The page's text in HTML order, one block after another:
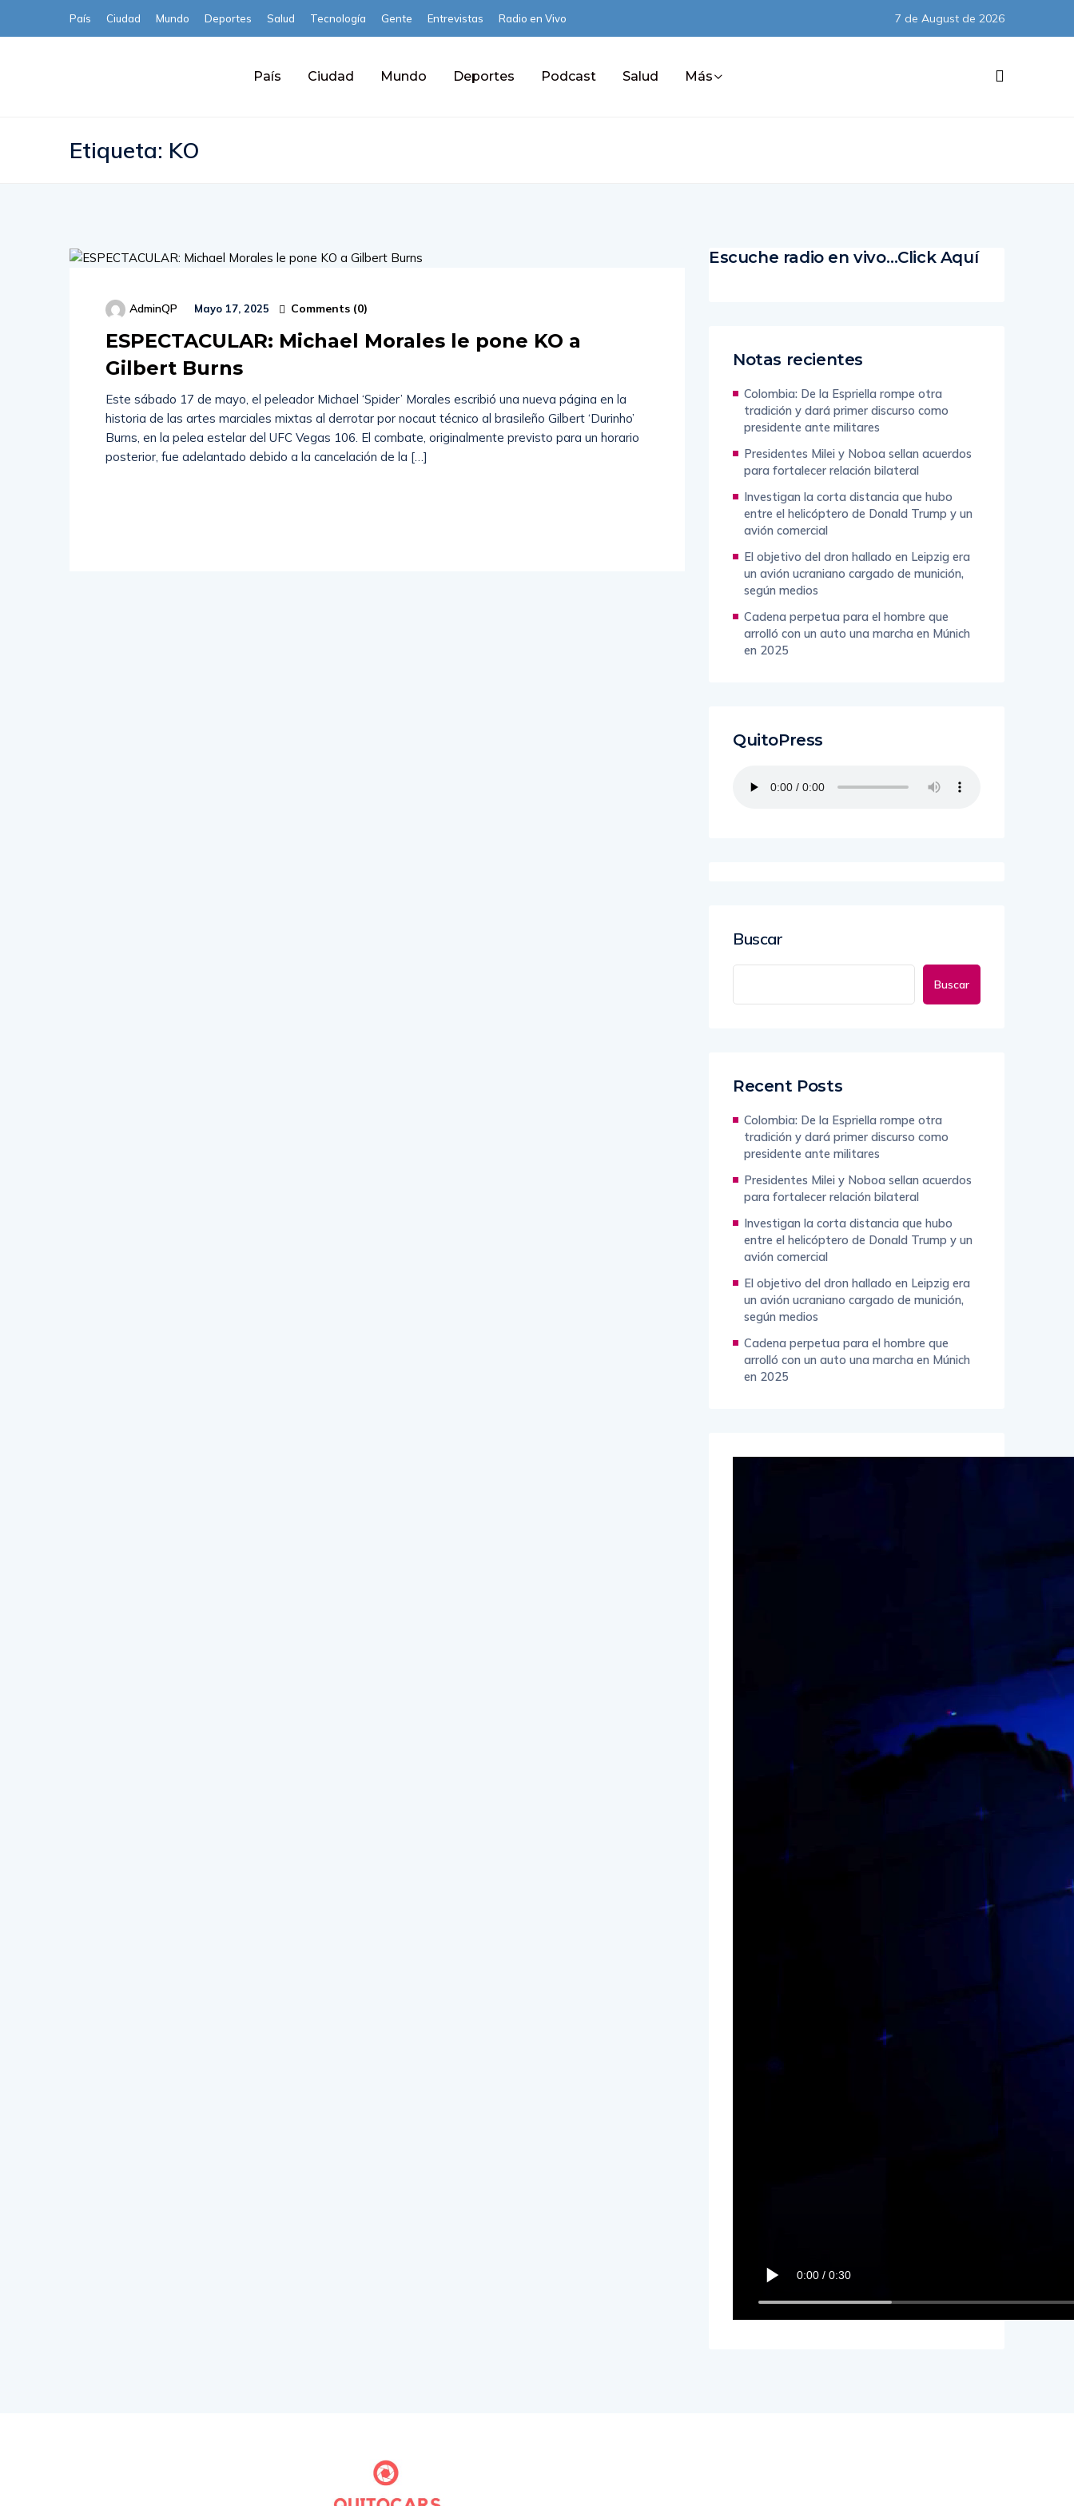
País Ciudad Mundo Deportes Salud Tecnología Gente Entrevistas Radio en Vivo 7 de August de 2026
País Ciudad Mundo Deportes Podcast Salud Más
Etiqueta: KO
AdminQP Mayo 17, 2025 Comments (0)
ESPECTACULAR: Michael Morales le pone KO a
Gilbert Burns
Este sábado 17 de mayo, el peleador Michael ‘Spider’ Morales escribió una nueva página en la
historia de las artes marciales mixtas al derrotar por nocaut técnico al brasileño Gilbert ‘Durinho’
Burns, en la pelea estelar del UFC Vegas 106. El combate, originalmente previsto para un horario
posterior, fue adelantado debido a la cancelación de la […]
Escuche radio en vivo…Click Aquí
Notas recientes
Colombia: De la Espriella rompe otra
tradición y dará primer discurso como
presidente ante militares
Presidentes Milei y Noboa sellan acuerdos
para fortalecer relación bilateral
Investigan la corta distancia que hubo
entre el helicóptero de Donald Trump y un
avión comercial
El objetivo del dron hallado en Leipzig era
un avión ucraniano cargado de munición,
según medios
Cadena perpetua para el hombre que
arrolló con un auto una marcha en Múnich
en 2025
QuitoPress
Buscar
Buscar
Recent Posts
Colombia: De la Espriella rompe otra
tradición y dará primer discurso como
presidente ante militares
Presidentes Milei y Noboa sellan acuerdos
para fortalecer relación bilateral
Investigan la corta distancia que hubo
entre el helicóptero de Donald Trump y un
avión comercial
El objetivo del dron hallado en Leipzig era
un avión ucraniano cargado de munición,
según medios
Cadena perpetua para el hombre que
arrolló con un auto una marcha en Múnich
en 2025